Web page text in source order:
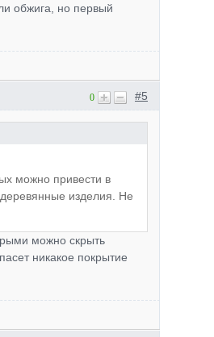
обжига, но первый
#5
0
можно привести в
изделия. Не
можно скрыть
никакое покрытие